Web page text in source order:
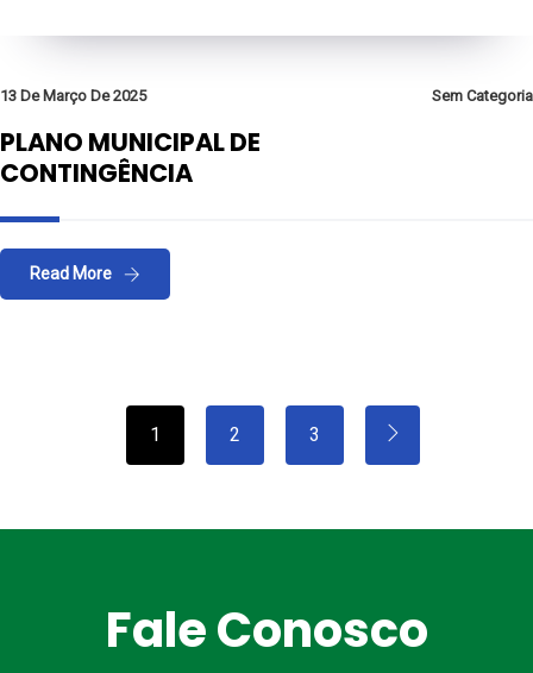
13 De Março De 2025 Sem Categoria
PLANO MUNICIPAL DE
CONTINGÊNCIA
Read More
1 2 3
Fale Conosco